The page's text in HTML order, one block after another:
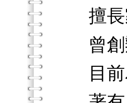
擅長家
曾創
目前為